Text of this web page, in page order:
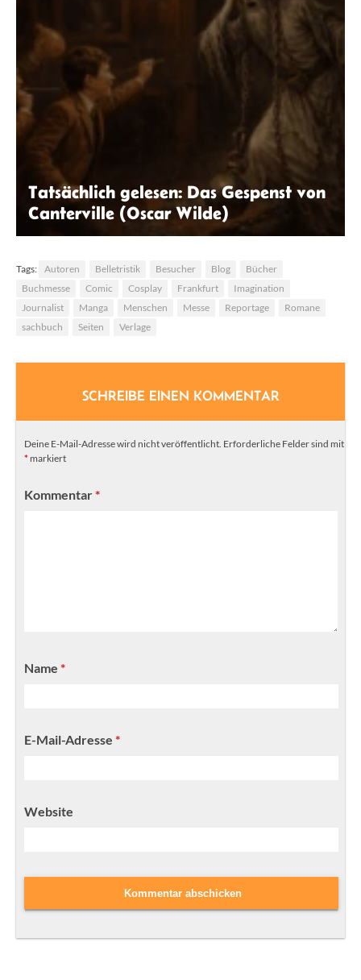
Tatsächlich gelesen: Das Gespenst von
Canterville (Oscar Wilde)
Tags: Autoren Belletristik Besucher Blog
Bücher
Buchmesse
Comic Cosplay Frankfurt
Imagination
Journalist
Manga Menschen Messe Reportage
Romane
sachbuch
Seiten Verlage
SCHREIBE EINEN KOMMENTAR
Deine E-Mail-Adresse wird nicht veröffentlicht. Erforderliche Felder sind mit
* markiert
Kommentar*
Name *
E-Mail-Adresse *
Website